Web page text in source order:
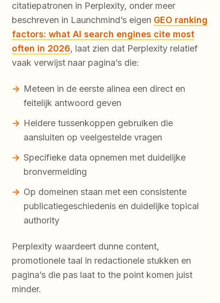
citatiepatronen in Perplexity, onder meer
beschreven in Launchmind’s eigen GEO ranking
factors: what AI search engines cite most
often in 2026, laat zien dat Perplexity relatief
vaak verwijst naar pagina’s die:
Meteen in de eerste alinea een direct en
feitelijk antwoord geven
Heldere tussenkoppen gebruiken die
aansluiten op veelgestelde vragen
Specifieke data opnemen met duidelijke
bronvermelding
Op domeinen staan met een consistente
publicatiegeschiedenis en duidelijke topical
authority
Perplexity waardeert dunne content,
promotionele taal in redactionele stukken en
pagina’s die pas laat to the point komen juist
minder.